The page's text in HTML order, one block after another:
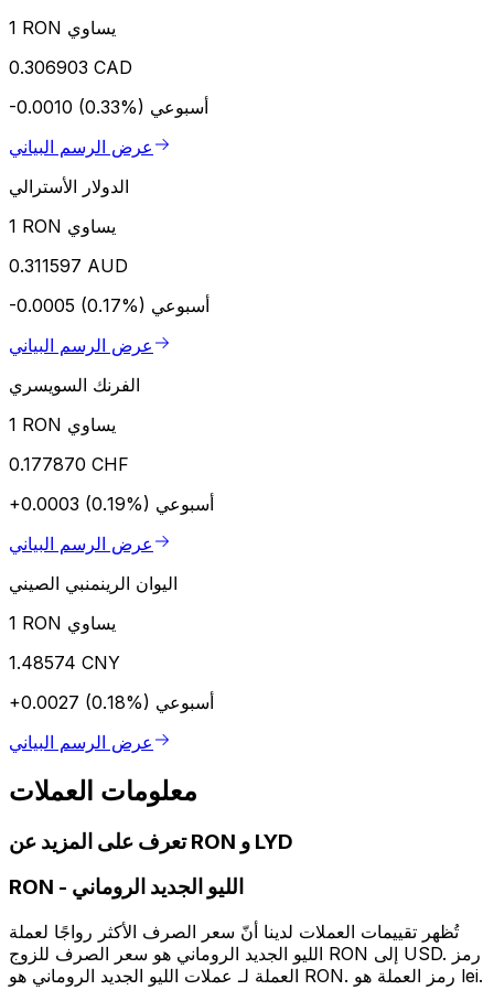
1 RON يساوي
0.306903 CAD
-0.0010 (0.33%) أسبوعي
عرض الرسم البياني
الدولار الأسترالي
1 RON يساوي
0.311597 AUD
-0.0005 (0.17%) أسبوعي
عرض الرسم البياني
الفرنك السويسري
1 RON يساوي
0.177870 CHF
+0.0003 (0.19%) أسبوعي
عرض الرسم البياني
اليوان الرينمنبي الصيني
1 RON يساوي
1.48574 CNY
+0.0027 (0.18%) أسبوعي
عرض الرسم البياني
معلومات العملات
تعرف على المزيد عن RON و LYD
RON - الليو الجديد الروماني
تُظهر تقييمات العملات لدينا أنّ سعر الصرف الأكثر رواجًا لعملة
الليو الجديد الروماني هو سعر الصرف للزوج RON إلى USD. رمز
العملة لـ عملات الليو الجديد الروماني هو RON. رمز العملة هو lei.